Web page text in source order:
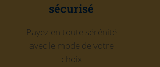
sécurisé
Payez en toute sérénité
avec le mode de votre
choix